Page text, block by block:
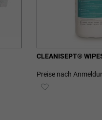
CLEANISEPT®
Preise nach